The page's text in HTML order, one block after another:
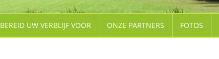
BEREID UW VERBLIJF VOOR ONZE PARTNERS FOTOS